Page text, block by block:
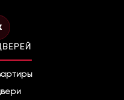
V